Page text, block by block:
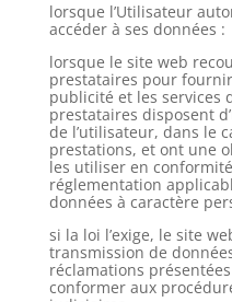
lorsque l’Utilisateur
accéder à ses données :
lorsque le site web
prestataires pour
publicité et les services
prestataires disposent
de l’utilisateur, dans le
prestations, et ont une
les utiliser en
réglementation
données à caractère
si la loi l’exige, le site
transmission de
réclamations
conformer aux